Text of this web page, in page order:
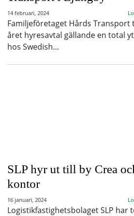
14 februari, 2024
Familjeföretaget Hårds Transport
året hyresavtal gällande en total
hos Swedish…
SLP hyr ut till by Crea
kontor
16 januari, 2024
Logistikfastighetsbolaget SLP har